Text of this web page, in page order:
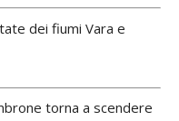
dei fiumi Vara e
torna a scendere